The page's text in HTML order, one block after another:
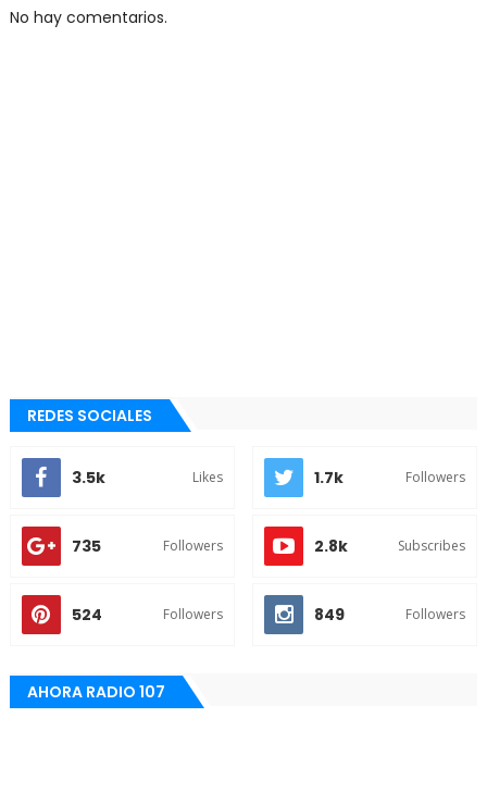
No hay comentarios.
REDES SOCIALES
3.5k Likes 1.7k Followers
735 Followers 2.8k Subscribes
524 Followers 849 Followers
AHORA RADIO 107